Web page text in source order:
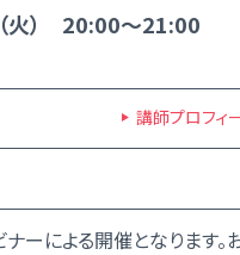
火） 20:00～21:00
講師プロフィ
ナーによる開催となります。